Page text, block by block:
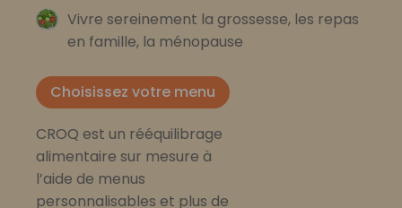
Vivre sereinement la grossesse, les repas
en famille, la ménopause
Choisissez votre menu
CROQ est un rééquilibrage
alimentaire sur mesure à
l’aide de menus
personnalisables et plus de